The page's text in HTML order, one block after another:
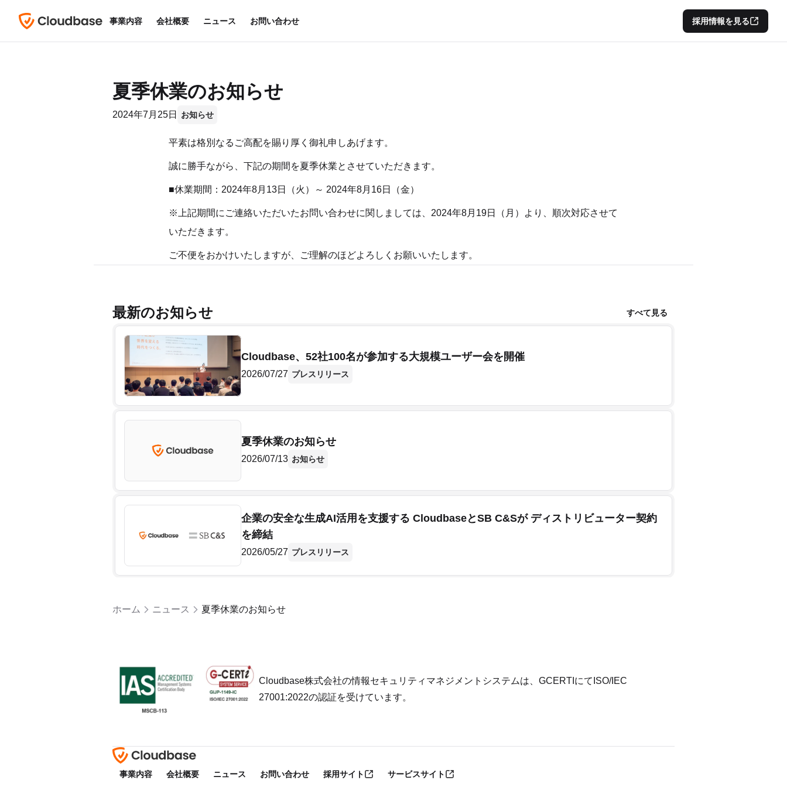
事業内容 会社概要 ニュース お問い合わせ 採用情報を見る
夏季休業のお知らせ
2024年7月25日 お知らせ
平素は格別なるご高配を賜り厚く御礼申しあげます。
誠に勝手ながら、下記の期間を夏季休業とさせていただきます。
■休業期間：2024年8月13日（火）～ 2024年8月16日（金）
※上記期間にご連絡いただいたお問い合わせに関しましては、2024年8月19日（月）より、順次対応させて
いただきます。
ご不便をおかけいたしますが、ご理解のほどよろしくお願いいたします。
最新のお知らせ すべて見る
Cloudbase、52社100名が参加する大規模ユーザー会を開催
2026/07/27 プレスリリース
夏季休業のお知らせ
2026/07/13 お知らせ
企業の安全な生成AI活用を支援する CloudbaseとSB C&Sが ディストリビューター契約
を締結
2026/05/27 プレスリリース
ホーム ニュース 夏季休業のお知らせ
Cloudbase株式会社の情報セキュリティマネジメントシステムは、GCERTIにてISO/IEC
27001:2022の認証を受けています。
事業内容 会社概要 ニュース お問い合わせ 採用サイト サービスサイト